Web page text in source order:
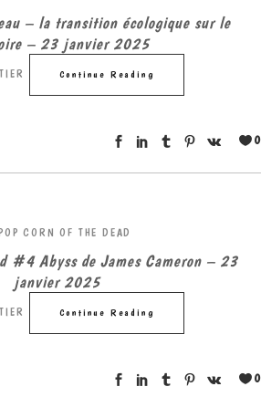
– la transition écologique sur le
– 23 janvier 2025
Continue Reading
0
POP CORN OF THE DEAD
#4 Abyss de James Cameron – 23
janvier 2025
Continue Reading
0